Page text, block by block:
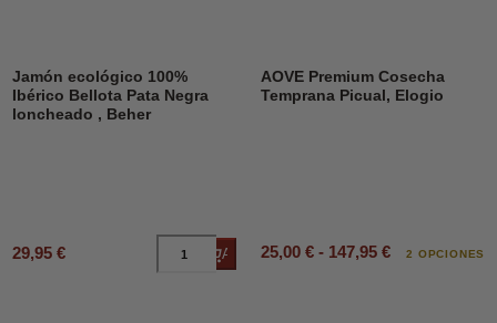
Jamón ecológico 100%
Ibérico Bellota Pata Negra
loncheado , Beher
29,95 € Añadir al carrito
AOVE Premium Cosecha
Temprana Picual, Elogio
25,00 € - 147,95 € 2 OPCIONES